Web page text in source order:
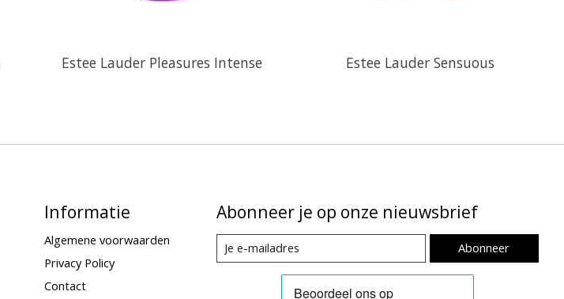
Estee Lauder Pleasures Intense Estee Lauder Sensuous
Informatie
Algemene voorwaarden
Privacy Policy
Contact
Abonneer je op onze nieuwsbrief
Abonneer